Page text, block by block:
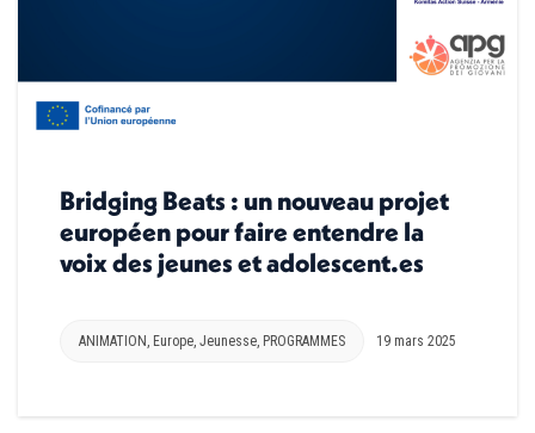
Bridging Beats : un nouveau projet
européen pour faire entendre la
voix des jeunes et adolescent.es
ANIMATION Europe Jeunesse PROGRAMMES 19 mars 2025